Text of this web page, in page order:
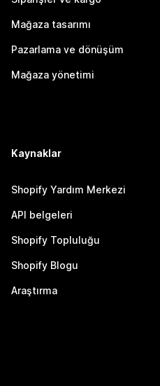
Mağaza tasarımı
Pazarlama ve dönüşüm
Mağaza yönetimi
Kaynaklar
Shopify Yardım Merkezi
API belgeleri
Shopify Topluluğu
Shopify Blogu
Araştırma